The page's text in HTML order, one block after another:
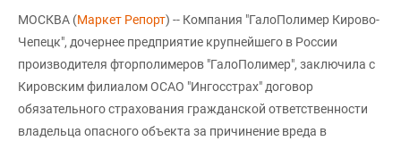
МОСКВА (Маркет Репорт) -- Компания "ГалоПолимер Кирово-
Чепецк", дочернее предприятие крупнейшего в России
производителя фторполимеров "ГалоПолимер", заключила с
Кировским филиалом ОСАО "Ингосстрах" договор
обязательного страхования гражданской ответственности
владельца опасного объекта за причинение вреда в